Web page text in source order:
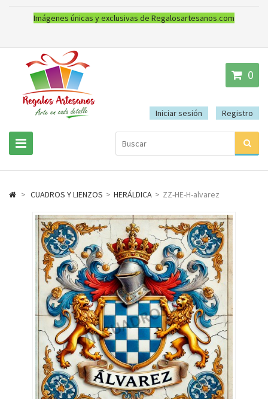
Imágenes únicas y exclusivas de Regalosartesanos.com
0
Iniciar sesión Registro
> CUADROS Y LIENZOS > HERÁLDICA > ZZ-HE-H-alvarez